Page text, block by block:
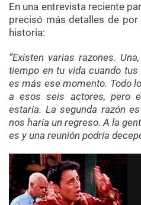
En una entrevista reciente
precisó más detalles de
historia:
“Existen varias razones.
tiempo en tu vida cuando
es más ese momento. Todo
a esos seis actores, pero
estaría. La segunda razón
nos haría un regreso. A la
es y una reunión podría